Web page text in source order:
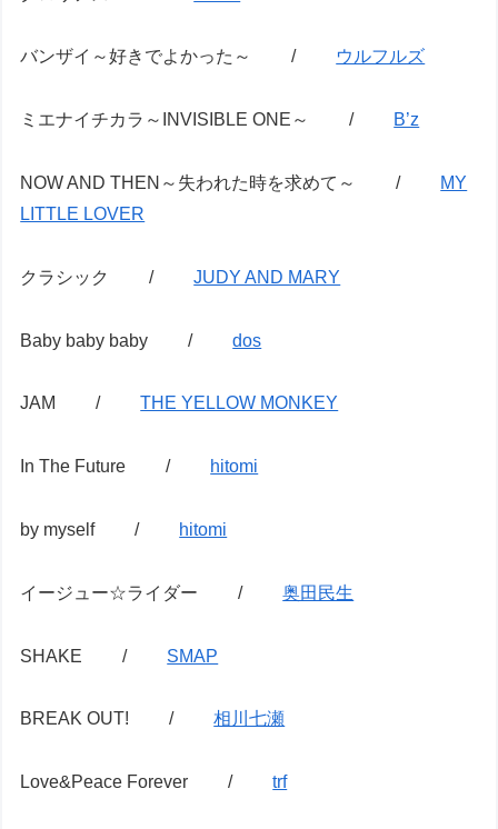
バンザイ～好きでよかった～ / ウルフルズ
ミエナイチカラ～INVISIBLE ONE～ / B’z
NOW AND THEN～失われた時を求めて～ /
MY
LITTLE LOVER
クラシック /JUDY AND MARY
Baby baby baby /dos
JAM /THE YELLOW MONKEY
In The Future / hitomi
by myself / hitomi
イージュー☆ライダー /奥田民生
SHAKE / SMAP
BREAK OUT! /相川七瀬
Love&Peace Forever /trf